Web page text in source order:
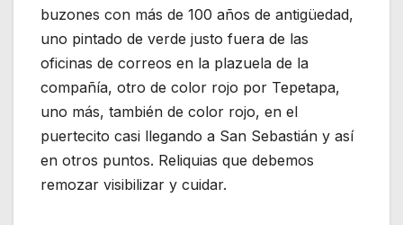
buzones con más de 100 años de antigüedad,
uno pintado de verde justo fuera de las
oficinas de correos en la plazuela de la
compañía, otro de color rojo por Tepetapa,
uno más, también de color rojo, en el
puertecito casi llegando a San Sebastián y así
en otros puntos. Reliquias que debemos
remozar visibilizar y cuidar.